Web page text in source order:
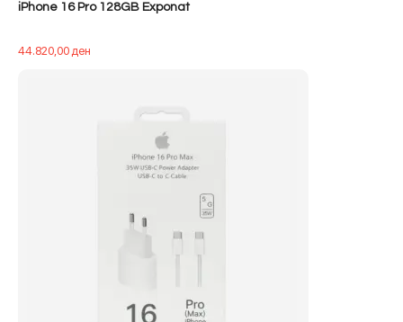
iPhone 16 Pro 128GB Exponat
44.820,00ден